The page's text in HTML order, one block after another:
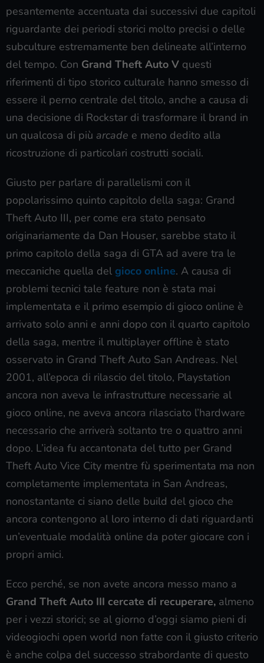
pesantemente accentuata dai successivi due capitoli
riguardante dei periodi storici molto precisi o delle
subculture estremamente ben delineate all’interno
del tempo. Con Grand Theft Auto V questi
riferimenti di tipo storico culturale hanno smesso di
essere il perno centrale del titolo, anche a causa di
una decisione di Rockstar di trasformare il brand in
un qualcosa di più arcade e meno dedito alla
ricostruzione di particolari costrutti sociali.
Giusto per parlare di parallelismi con il
popolarissimo quinto capitolo della saga: Grand
Theft Auto III, per come era stato pensato
originariamente da Dan Houser, sarebbe stato il
primo capitolo della saga di GTA ad avere tra le
meccaniche quella del gioco online. A causa di
problemi tecnici tale feature non è stata mai
implementata e il primo esempio di gioco online è
arrivato solo anni e anni dopo con il quarto capitolo
della saga, mentre il multiplayer offline è stato
osservato in Grand Theft Auto San Andreas. Nel
2001, all’epoca di rilascio del titolo, Playstation
ancora non aveva le infrastrutture necessarie al
gioco online, ne aveva ancora rilasciato l’hardware
necessario che arriverà soltanto tre o quattro anni
dopo. L’idea fu accantonata del tutto per Grand
Theft Auto Vice City mentre fù sperimentata ma non
completamente implementata in San Andreas,
nonostantante ci siano delle build del gioco che
ancora contengono al loro interno di dati riguardanti
un’eventuale modalità online da poter giocare con i
propri amici.
Ecco perché, se non avete ancora messo mano a
Grand Theft Auto III cercate di recuperare, almeno
per i vezzi storici; se al giorno d’oggi siamo pieni di
videogiochi open world non fatte con il giusto criterio
è anche colpa del successo strabordante di questo